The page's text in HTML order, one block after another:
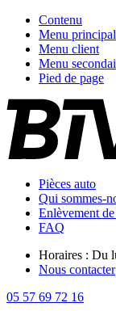
Contenu
Menu principal
Menu client
Menu
Pied de page
Pièces auto
Qui sommes-
Enlèvement
FAQ
Horaires : Du
Nous contacter
05 57 69 72 16